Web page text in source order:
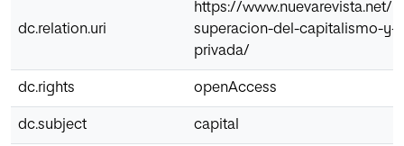
dc.relation.uri
https://www.nuevarevista.net/
superacion-del-capitalismo-y-
privada/
dc.rights openAccess
dc.subject capital